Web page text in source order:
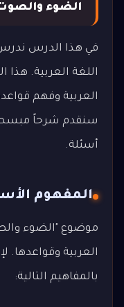
الضوء
في هذا الدرس
اللغة العربية.
العربية وفهم
سنقدم شرحاً مبسطاً
أسئلة.
المفهوم
موضوع "الضوء
العربية وقواعدها.
بالمفاهيم التالية: